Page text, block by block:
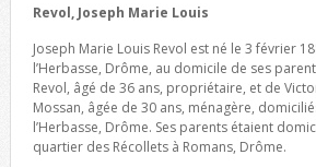
Revol, Joseph Marie Louis
Joseph Marie Louis Revol est né le 3 février
l’Herbasse, Drôme, au domicile de ses
Revol, âgé de 36 ans, propriétaire, et de
Mossan, âgée de 30 ans, ménagère,
l’Herbasse, Drôme. Ses parents étaient
quartier des Récollets à Romans, Drôme.